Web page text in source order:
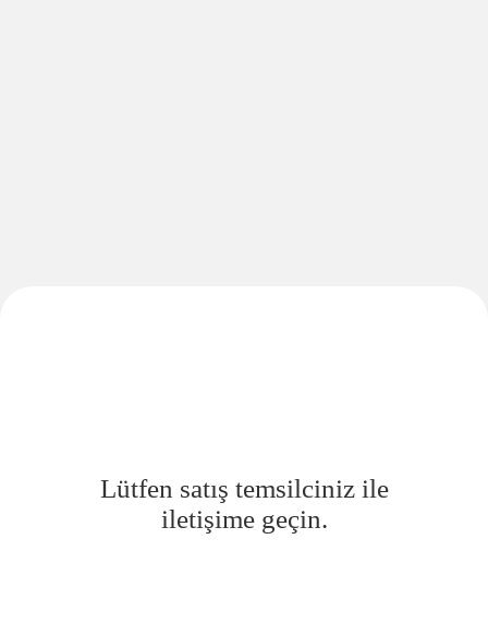
Lütfen satış temsilciniz ile
iletişime geçin.